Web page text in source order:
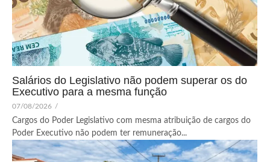
Salários do Legislativo não podem superar os do
Executivo para a mesma função
07/08/2026 /
Cargos do Poder Legislativo com mesma atribuição de cargos do
Poder Executivo não podem ter remuneração...